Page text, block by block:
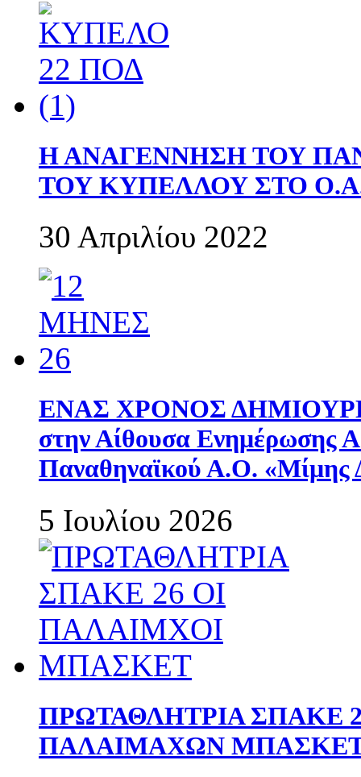
Η ΑΝΑΓΕΝΝΗΣΗ ΤΟΥ
ΤΟΥ ΚΥΠΕΛΛΟΥ ΣΤΟ
30 Απριλίου 2022
ΕΝΑΣ ΧΡΟΝΟΣ
στην Αίθουσα Ενημέρωσης
Παναθηναϊκού Α.Ο. «Μίμης
5 Ιουλίου 2026
ΠΡΩΤΑΘΛΗΤΡΙΑ ΣΠΑΚΕ
ΠΑΛΑΙΜΑΧΩΝ